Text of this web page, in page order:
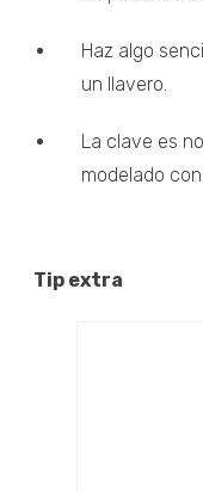
Haz algo
un llavero.
La clave es
modelado
Tip extra